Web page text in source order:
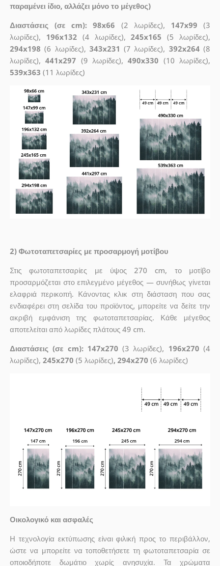
παραμένει ίδιο, αλλάζει μόνο το μέγεθος)
Διαστάσεις (σε cm): 98x66 (2 λωρίδες), 147x99 (3
λωρίδες), 196x132 (4 λωρίδες),245x165 (5 λωρίδες),
294x198 (6 λωρίδες), 343x231 (7 λωρίδες), 392x264(8
λωρίδες),441x297 (9 λωρίδες),490x330 (10 λωρίδες),
539x363 (11 λωρίδες)
2) Φωτοταπετσαρίες με προσαρμογή μοτίβου
Στις φωτοταπετσαρίες με ύψος 270 cm, το μοτίβο
προσαρμόζεται στο επιλεγμένο μέγεθος — συνήθως γίνεται
ελαφριά περικοπή. Κάνοντας κλικ στη διάσταση που σας
ενδιαφέρει στη σελίδα του προϊόντος, μπορείτε να δείτε την
ακριβή εμφάνιση της φωτοταπετσαρίας. Κάθε μέγεθος
αποτελείται από λωρίδες πλάτους 49 cm.
Διαστάσεις (σε cm): 147x270 (3 λωρίδες), 196x270 (4
λωρίδες), 245x270 (5 λωρίδες), 294x270 (6 λωρίδες)
Οικολογικό και ασφαλές
Η τεχνολογία εκτύπωσης είναι φιλική προς το περιβάλλον,
ώστε να μπορείτε να τοποθετήσετε τη φωτοταπετσαρία σε
οποιοδήποτε δωμάτιο χωρίς ανησυχία. Τα χρώματα